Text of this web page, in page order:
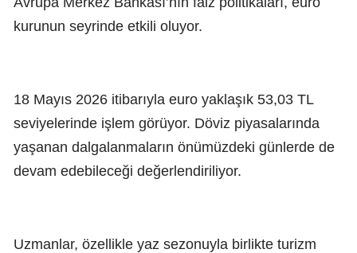
kurunun seyrinde etkili oluyor.
18 Mayıs 2026 itibarıyla euro yaklaşık 53,03 TL
seviyelerinde işlem görüyor. Döviz piyasalarında
yaşanan dalgalanmaların önümüzdeki günlerde de
devam edebileceği değerlendiriliyor.
Uzmanlar, özellikle yaz sezonuyla birlikte turizm